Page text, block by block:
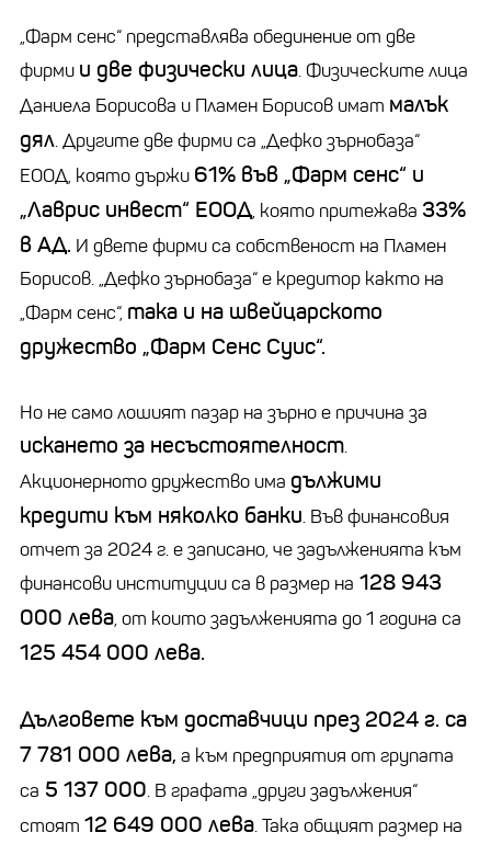
„Фарм сенс“ представлява обединение от две
фирми и две физически лица. Физическите лица
Даниела Борисова и Пламен Борисов имат малък
дял. Другите две фирми са „Дефко зърнобаза“
ЕООД, която държи 61% във „Фарм сенс“ и
„Лаврис инвест“ ЕООД, която притежава 33%
в АД. И двете фирми са собственост на Пламен
Борисов. „Дефко зърнобаза“ е кредитор както на
„Фарм сенс“, така и на швейцарското
дружество „Фарм Сенс Суис“.
Но не само лошият пазар на зърно е причина за
искането за несъстоятелност.
Акционерното дружество има дължими
кредити към няколко банки. Във финансовия
отчет за 2024 г. е записано, че задълженията към
финансови институции са в размер на 128 943
000 лева, от които задълженията до 1 година са
125 454 000 лева.
Дълговете към доставчици през 2024 г. са
7 781 000 лева, а към предприятия от групата
са 5 137 000. В графата „други задължения“
стоят 12 649 000 лева. Така общият размер на